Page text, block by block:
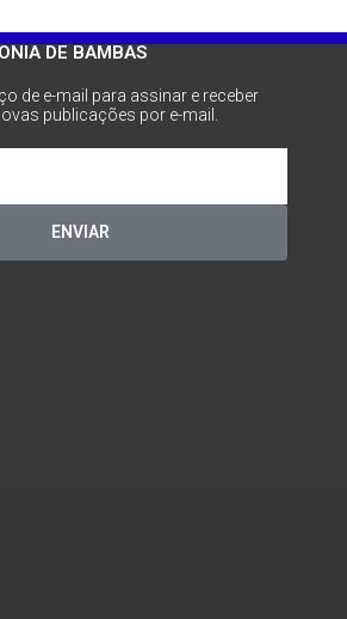
DE BAMBAS
de e-mail para assinar e receber
publicações por e-mail.
ENVIAR